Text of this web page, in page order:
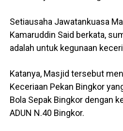
Setiausaha Jawatankuasa
Kamaruddin Said berkata,
adalah untuk kegunaan
Katanya, Masjid tersebut
Keceriaan Pekan Bingkor
Bola Sepak Bingkor dengan
ADUN N.40 Bingkor.